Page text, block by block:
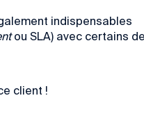
indispensables
ou SLA) avec certains de
client !